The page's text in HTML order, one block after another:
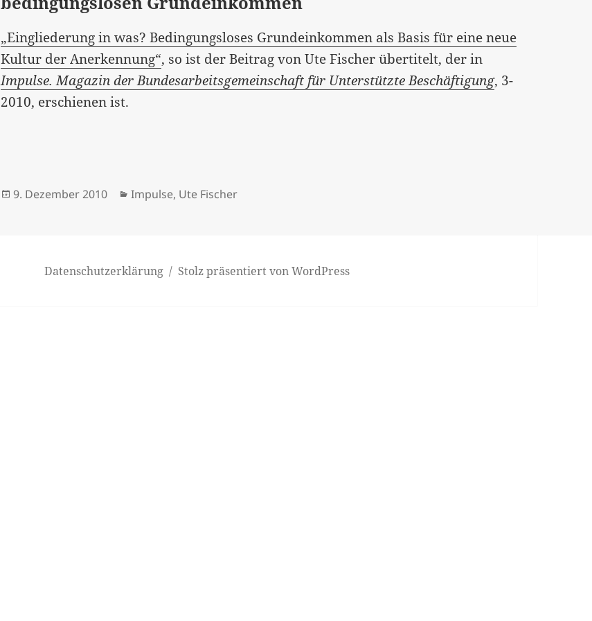
„Eingliederung in was? Bedingungsloses Grundeinkommen als Basis für eine neue
Kultur der Anerkennung“, so ist der Beitrag von Ute Fischer übertitelt, der in
Impulse. Magazin der Bundesarbeitsgemeinschaft für Unterstützte Beschäftigung, 3-
2010, erschienen ist.
Veröffentlicht
9. Dezember 2010 Kategorien
Impulse, Ute Fischer
Datenschutzerklärung Stolz präsentiert von WordPress